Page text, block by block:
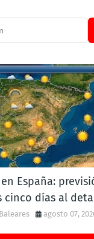
España:
cinco días al
agosto 07,